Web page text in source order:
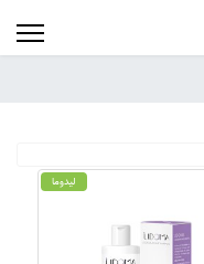
لیدوما